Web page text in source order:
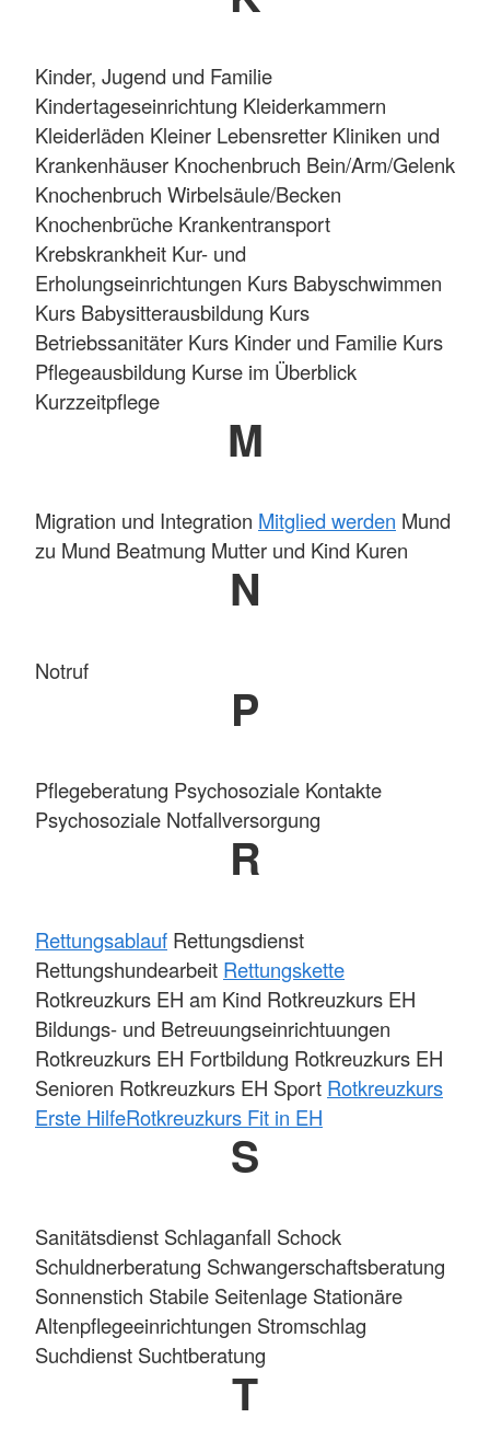
Kinder, Jugend und Familie
Kindertageseinrichtung Kleiderkammern
Kleiderläden Kleiner Lebensretter Kliniken und
Krankenhäuser Knochenbruch Bein/Arm/Gelenk
Knochenbruch Wirbelsäule/Becken
Knochenbrüche Krankentransport
Krebskrankheit Kur- und
Erholungseinrichtungen Kurs Babyschwimmen
Kurs Babysitterausbildung Kurs
Betriebssanitäter Kurs Kinder und Familie Kurs
Pflegeausbildung Kurse im Überblick
Kurzzeitpflege
M
Migration und Integration Mitglied werden Mund
zu Mund Beatmung Mutter und Kind Kuren
N
Notruf
P
Pflegeberatung Psychosoziale Kontakte
Psychosoziale Notfallversorgung
R
Rettungsablauf Rettungsdienst
Rettungshundearbeit Rettungskette
Rotkreuzkurs EH am Kind Rotkreuzkurs EH
Bildungs- und Betreuungseinrichtuungen
Rotkreuzkurs EH Fortbildung Rotkreuzkurs EH
Senioren Rotkreuzkurs EH Sport Rotkreuzkurs
Erste HilfeRotkreuzkurs Fit in EH
S
Sanitätsdienst Schlaganfall Schock
Schuldnerberatung Schwangerschaftsberatung
Sonnenstich Stabile Seitenlage Stationäre
Altenpflegeeinrichtungen Stromschlag
Suchdienst Suchtberatung
T